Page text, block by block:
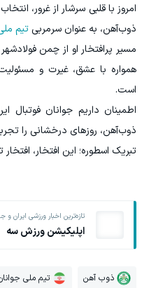
امروز با قلبی سرشار از غرور،
ذوب‌آهن، به عنوان سرمربی تیم
مسیر پرافتخار او از چمن
همواره با عشق، غیرت و
است.
اطمینان داریم جوانان فوتبال
ذوب‌آهن، روزهای درخشانی را
تبریک اسطوره؛ این افتخار،
تازه‌ترین اخبار ورزشی ایران و
اپلیکیشن ورزش سه
ذوب آهن تیم ملی